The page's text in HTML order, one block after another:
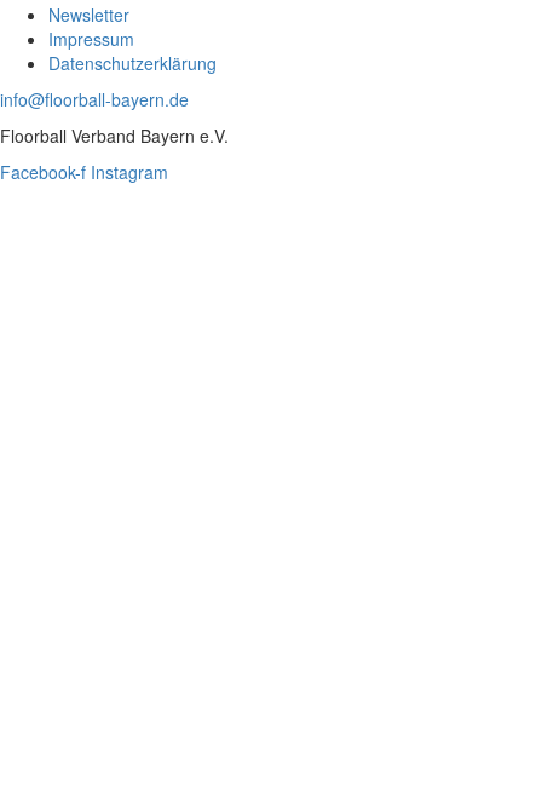
Newsletter
Impressum
Datenschutzerklärung
info@floorball-bayern.de
Floorball Verband Bayern e.V.
Facebook-f Instagram